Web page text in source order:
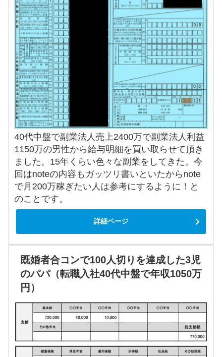
40代中盤で副業法人売上2400万で副業法人利益
1150万の男性から給与明細を買い取らせて頂き
ました。15年くらい色々な副業をしてきた。今
回はnoteの内容もガッツリ書いといたからnote
で月200万稼ぎたい人は参考にするように！と
のことです。
詳細ページ
既婚者合コンで100人切りを達成した3児
のパパ（転職入社40代中盤で年収1050万
円）